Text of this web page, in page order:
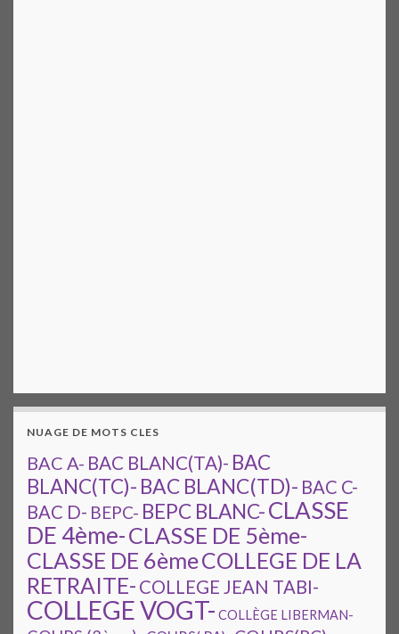
NUAGE DE MOTS CLES
BAC A- BAC BLANC(TA)- BAC
BLANC(TC)- BAC BLANC(TD)- BAC C-
BAC D- BEPC- BEPC BLANC-CLASSE
DE 4ème-CLASSE DE 5ème-
CLASSE DE 6èmeCOLLEGE DE LA
RETRAITE- COLLEGE JEAN TABI-
COLLEGE VOGT- COLLÈGE LIBERMAN-